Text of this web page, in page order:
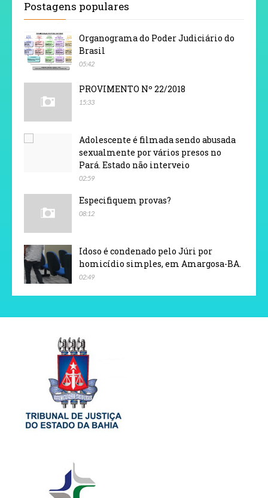
Postagens populares
Organograma do Poder Judiciário do
Brasil
05:42
PROVIMENTO Nº 22/2018
15:33
Adolescente é filmada sendo abusada
sexualmente por vários presos no
Pará. Estado não interveio
02:59
Especifiquem provas?
08:12
Idoso é condenado pelo Júri por
homicídio simples, em Amargosa-BA.
02:49